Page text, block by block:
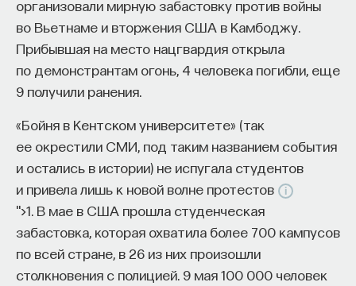
организовали мирную забастовку против войны
во Вьетнаме и вторжения США в Камбоджу.
Прибывшая на место нацгвардия открыла
по демонстрантам огонь, 4 человека погибли, еще
9 получили ранения.
«Бойня в Кентском университете» (так
ее окрестили СМИ, под таким названием события
и остались в истории) не испугала студентов
и привела лишь к новой волне протестов
">1. В мае в США прошла студенческая
забастовка, которая охватила более 700 кампусов
по всей стране, в 26 из них произошли
столкновения с полицией. 9 мая 100 000 человек